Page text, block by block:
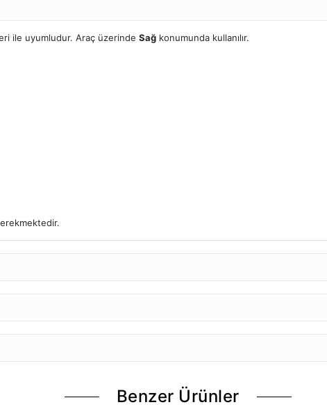
ile uyumludur. Araç üzerinde Sağ konumunda kullanılır.
Benzer Ürünler